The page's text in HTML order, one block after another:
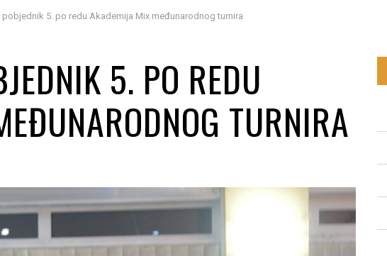
pobjednik 5. po redu Akademija Mix međunarodnog turnira
5. PO REDU
TURNIRA